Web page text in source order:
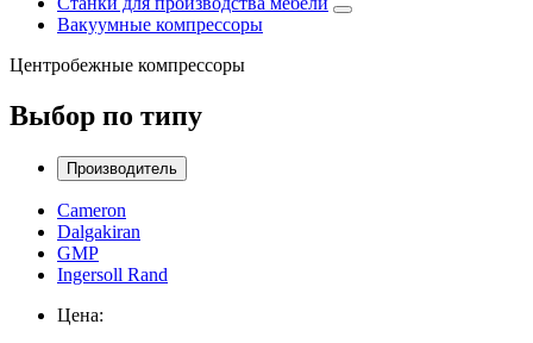
Вакуумные компрессоры
Центробежные компрессоры
Выбор по типу
Производитель
Cameron
Dalgakiran
GMP
Ingersoll Rand
Цена: